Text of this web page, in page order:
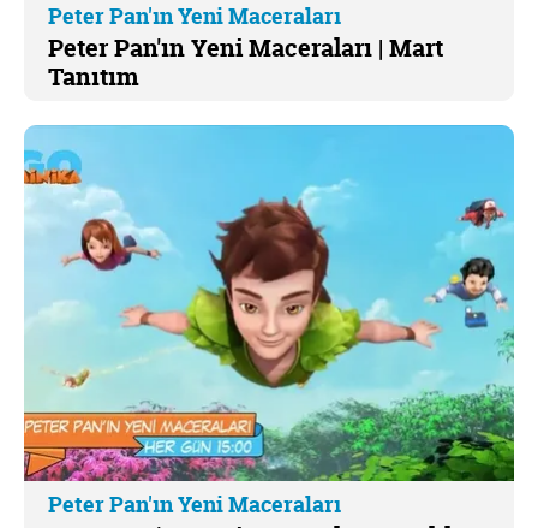
Peter Pan'ın Yeni Maceraları
Peter Pan'ın Yeni Maceraları | Mart
Tanıtım
Peter Pan'ın Yeni Maceraları